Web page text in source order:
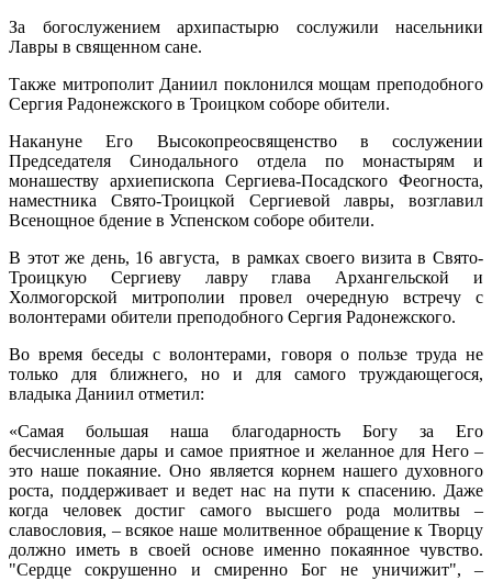
За богослужением архипастырю сослужили насельники
Лавры в священном сане.
Также митрополит Даниил поклонился мощам преподобного
Сергия Радонежского в Троицком соборе обители.
Накануне Его Высокопреосвященство в сослужении
Председателя Синодального отдела по монастырям и
монашеству архиепископа Сергиева-Посадского Феогноста,
наместника Свято-Троицкой Сергиевой лавры, возглавил
Всенощное бдение в Успенском соборе обители.
В этот же день, 16 августа, в рамках своего визита в Свято-
Троицкую Сергиеву лавру глава Архангельской и
Холмогорской митрополии провел очередную встречу с
волонтерами обители преподобного Сергия Радонежского.
Во время беседы с волонтерами, говоря о пользе труда не
только для ближнего, но и для самого труждающегося,
владыка Даниил отметил:
«Самая большая наша благодарность Богу за Его
бесчисленные дары и самое приятное и желанное для Него –
это наше покаяние. Оно является корнем нашего духовного
роста, поддерживает и ведет нас на пути к спасению. Даже
когда человек достиг самого высшего рода молитвы –
славословия, – всякое наше молитвенное обращение к Творцу
должно иметь в своей основе именно покаянное чувство.
"Сердце сокрушенно и смиренно Бог не уничижит", –